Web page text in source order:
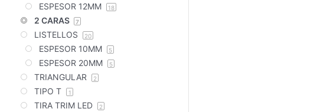
ESPESOR 12MM 18
2 CARAS 7
LISTELLOS 20
ESPESOR 10MM 5
ESPESOR 20MM 5
TRIANGULAR 2
TIPO T 1
TIRA TRIM LED 2